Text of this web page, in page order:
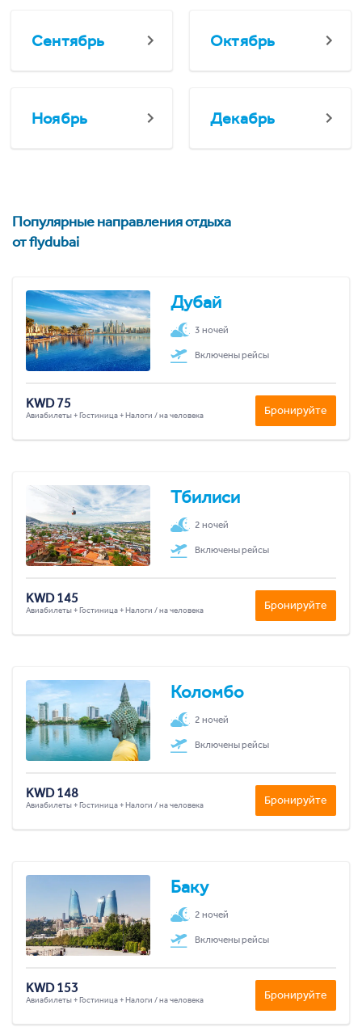
Сентябрь Октябрь
Ноябрь Декабрь
Популярные направления отдыха
от flydubai
Дубай
3 ночей
Включены рейсы
KWD 75
Авиабилеты + Гостиница + Налоги / на человека Бронируйте
Тбилиси
2 ночей
Включены рейсы
KWD 145
Авиабилеты + Гостиница + Налоги / на человека Бронируйте
Коломбо
2 ночей
Включены рейсы
KWD 148
Авиабилеты + Гостиница + Налоги / на человека Бронируйте
Баку
2 ночей
Включены рейсы
KWD 153
Авиабилеты + Гостиница + Налоги / на человека Бронируйте